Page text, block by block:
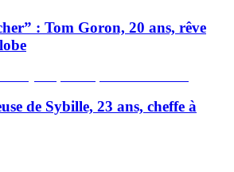
: Tom Goron, 20 ans, rêve
de Sybille, 23 ans, cheffe à